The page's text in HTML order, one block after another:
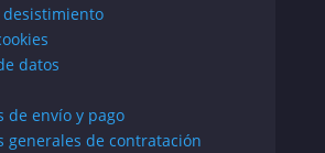
desistimiento
datos
de envío y pago
generales de contratación